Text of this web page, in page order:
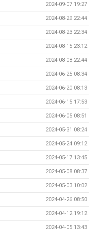
2024-09-07 19:27
2024-08-29 22:44
2024-08-23 22:34
2024-08-15 23:12
2024-08-08 22:44
2024-06-25 08:34
2024-06-20 08:13
2024-06-15 17:53
2024-06-05 08:51
2024-05-31 08:24
2024-05-24 09:12
2024-05-17 13:45
2024-05-08 08:37
2024-05-03 10:02
2024-04-26 08:50
2024-04-12 19:12
2024-04-05 13:43